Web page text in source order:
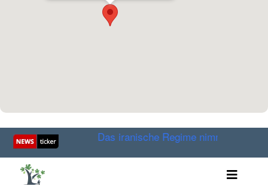
holen Das iranische Regime nimmt seine